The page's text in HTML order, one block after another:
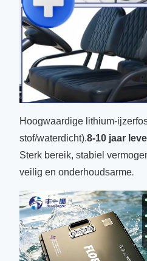
Hoogwaardige lithium-
stof/waterdicht).8-10 jaar
Sterk bereik, stabiel
veilig en onderhoudsarme.